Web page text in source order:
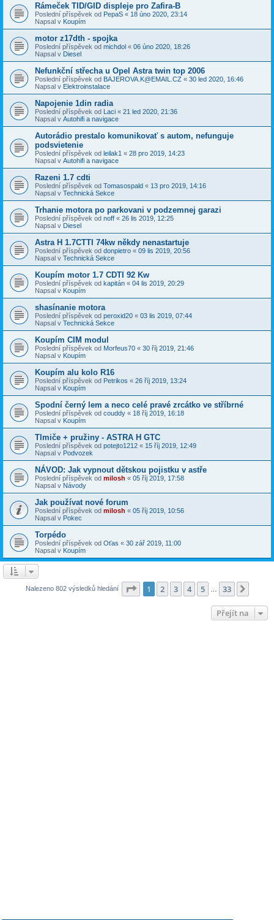
Rámeček TID/GID displeje pro Zafira-B
Poslední příspěvek od PepaS « 18 úno 2020, 23:14
Napsal v Koupím
motor z17dth - spojka
Poslední příspěvek od michdol « 06 úno 2020, 18:26
Napsal v Diesel
Nefunkční střecha u Opel Astra twin top 2006
Poslední příspěvek od BAJEROVA.K@EMAIL.CZ « 30 led 2020, 16:46
Napsal v Elektroinstalace
Napojenie 1din radia
Poslední příspěvek od Laci « 21 led 2020, 21:36
Napsal v Autohifi a navigace
Autorádio prestalo komunikovať s autom, nefunguje
podsvietenie
Poslední příspěvek od leilak1 « 28 pro 2019, 14:23
Napsal v Autohifi a navigace
Razeni 1.7 cdti
Poslední příspěvek od Tomasospald « 13 pro 2019, 14:16
Napsal v Technická Sekce
Trhanie motora po parkovani v podzemnej garazi
Poslední příspěvek od noff « 26 lis 2019, 12:25
Napsal v Diesel
Astra H 1.7CTTI 74kw někdy nenastartuje
Poslední příspěvek od donpietro « 09 lis 2019, 20:56
Napsal v Technická Sekce
Koupím motor 1.7 CDTI 92 Kw
Poslední příspěvek od kapitán « 04 lis 2019, 20:29
Napsal v Koupím
shasínanie motora
Poslední příspěvek od peroxid20 « 03 lis 2019, 07:44
Napsal v Technická Sekce
Koupím CIM modul
Poslední příspěvek od Morfeus70 « 30 říj 2019, 21:46
Napsal v Koupím
Koupím alu kolo R16
Poslední příspěvek od Petrikos « 26 říj 2019, 13:24
Napsal v Koupím
Spodní černý lem a neco celé pravé zrcátko ve stříbrné
Poslední příspěvek od couddy « 18 říj 2019, 16:18
Napsal v Koupím
Tlmiče + pružiny - ASTRA H GTC
Poslední příspěvek od potejto1212 « 15 říj 2019, 12:49
Napsal v Podvozek
NÁVOD: Jak vypnout dětskou pojistku v astře
Poslední příspěvek od milosh « 05 říj 2019, 17:58
Napsal v Návody
Jak používat nové forum
Poslední příspěvek od milosh « 05 říj 2019, 10:56
Napsal v Pokec
Torpédo
Poslední příspěvek od Oťas « 30 zář 2019, 11:00
Napsal v Koupím
Nalezeno 802 výsledků hledání Stránka z 33
1 2 3 4 5 33
Přejít na